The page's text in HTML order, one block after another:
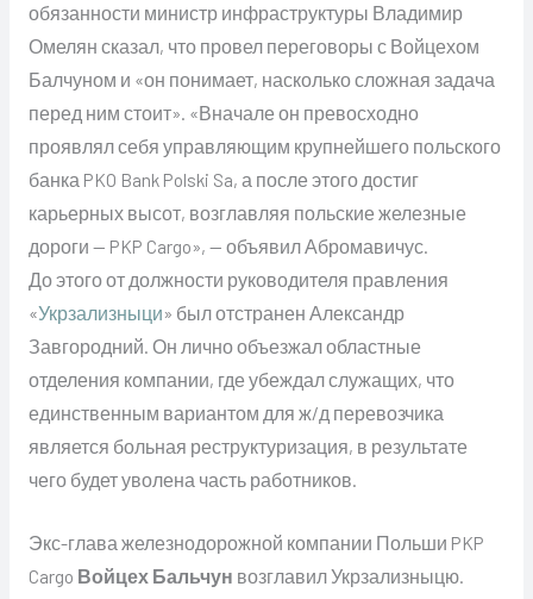
обязанности министр инфраструктуры Владимир
Омелян сказал, что провел переговоры с Войцехом
Балчуном и «он понимает, насколько сложная задача
перед ним стоит». «Вначале он превосходно
проявлял себя управляющим крупнейшего польского
банка PKO Bank Polski Sa, а после этого достиг
карьерных высот, возглавляя польские железные
дороги — PKP Cargo», — объявил Абромавичус.
До этого от должности руководителя правления
«Укрзализныци» был отстранен Александр
Завгородний. Он лично объезжал областные
отделения компании, где убеждал служащих, что
единственным вариантом для ж/д перевозчика
является больная реструктуризация, в результате
чего будет уволена часть работников.
Экс-глава железнодорожной компании Польши PKP
Cargo Войцех Бальчун возглавил Укрзализныцю.